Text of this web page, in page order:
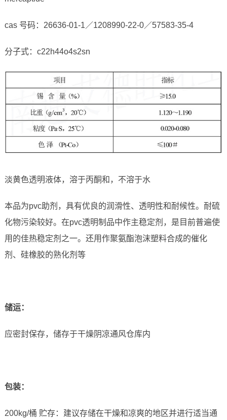
cas 号码：26636-01-1／1208990-22-0／57583-35-4
分子式：c22h44o4s2sn
淡黄色透明液体，溶于丙酮和，不溶于水
本品为pvc助剂，具有优良的润滑性、透明性和耐候性。耐硫
化物污染较好。在pvc透明制品中作主稳定剂，是目前普遍使
用的佳热稳定剂之一。还用作聚氨酯泡沫塑料合成的催化
剂、硅橡胶的熟化剂等
储运：
应密封保存，储存于干燥阴凉通风仓库内
包装：
200kg/桶 贮存：建议存储在干燥和凉爽的地区并进行适当通